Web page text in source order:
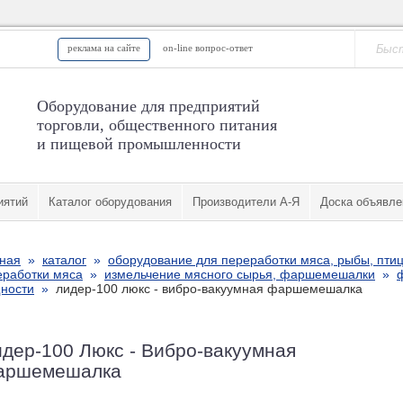
реклама на сайте on-line вопрос-ответ
Оборудование для предприятий
торговли, общественного питания
и пищевой промышленности
Каталог оборудования Производители А-Я Доска
» каталог » оборудование для переработки мяса, рыбы,
мяса » измельчение мясного сырья, фаршемешалки »
» лидер-100 люкс - вибро-вакуумная фаршемешалка
100 Люкс - Вибро-вакуумная